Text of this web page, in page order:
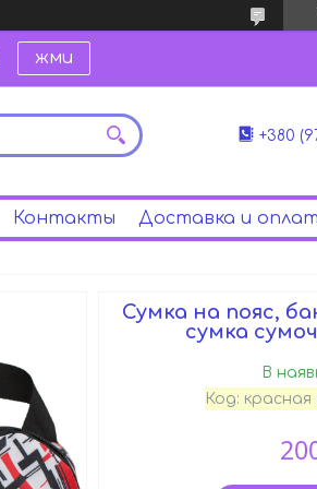
жми
+380
Контакты Доставка и
Сумка на пояс,
сумка
В
Код: